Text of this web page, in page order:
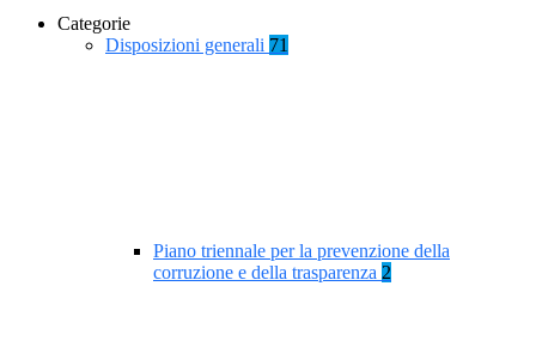
Categorie
Disposizioni generali 71
Piano triennale per la prevenzione della
corruzione e della trasparenza 2